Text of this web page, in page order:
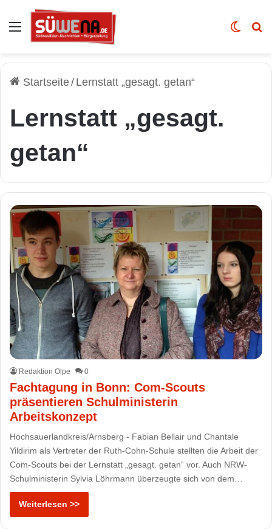
Auswahl Skin
Startseite/ Lernstatt „gesagt. getan“
Lernstatt „gesagt.
getan“
Redaktion Olpe 0
Fachtagung in Bonn: Com-Scouts
präsentieren Schulministerin
Arbeitskonzept
Hochsauerlandkreis/Arnsberg - Fabian Bellair und Chantale
Yildirim als Vertreter der Ruth-Cohn-Schule stellten die Arbeit der
Com-Scouts bei der Lernstatt „gesagt. getan“ vor. Auch NRW-
Schulministerin Sylvia Löhrmann überzeugte sich von dem…
Weiterlesen >>